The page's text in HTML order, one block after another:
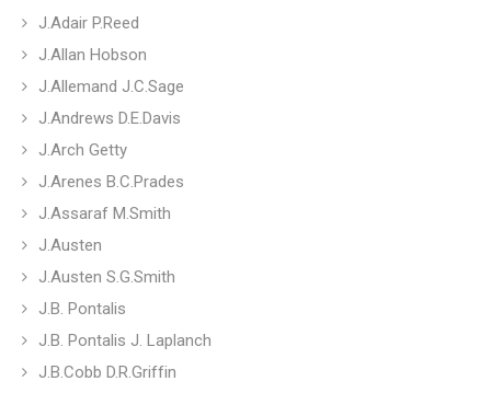
J.Adair P.Reed
J.Allan Hobson
J.Allemand J.C.Sage
J.Andrews D.E.Davis
J.Arch Getty
J.Arenes B.C.Prades
J.Assaraf M.Smith
J.Austen
J.Austen S.G.Smith
J.B. Pontalis
J.B. Pontalis J. Laplanch
J.B.Cobb D.R.Griffin